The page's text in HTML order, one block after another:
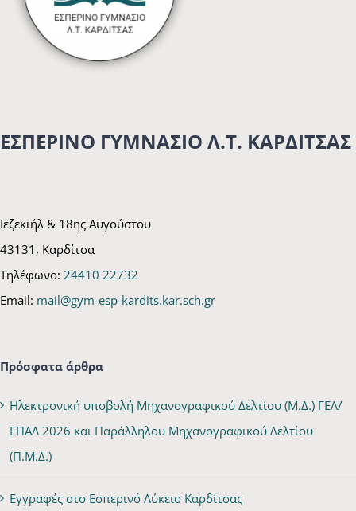
ΕΣΠΕΡΙΝΟ ΓΥΜΝΑΣΙΟ Λ.Τ. ΚΑΡΔΙΤΣΑΣ
Ιεζεκιήλ & 18ης Αυγούστου
43131, Καρδίτσα
Τηλέφωνο: 24410 22732
Email: mail@gym-esp-kardits.kar.sch.gr
Πρόσφατα άρθρα
Ηλεκτρονική υποβολή Μηχανογραφικού Δελτίου (Μ.Δ.) ΓΕΛ/
ΕΠΑΛ 2026 και Παράλληλου Μηχανογραφικού Δελτίου
(Π.Μ.Δ.)
Εγγραφές στο Εσπερινό Λύκειο Καρδίτσας